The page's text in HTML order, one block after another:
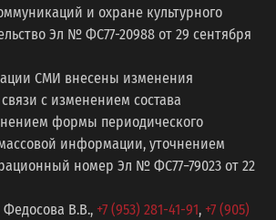
и охране культурного
Эл № ФС77-20988 от 29 сентября
СМИ внесены изменения
с изменением состава
формы периодического
информации, уточнением
номер Эл № ФС77−79023 от 22
В.В., +7 (953) 281-41-91, +7 (905)